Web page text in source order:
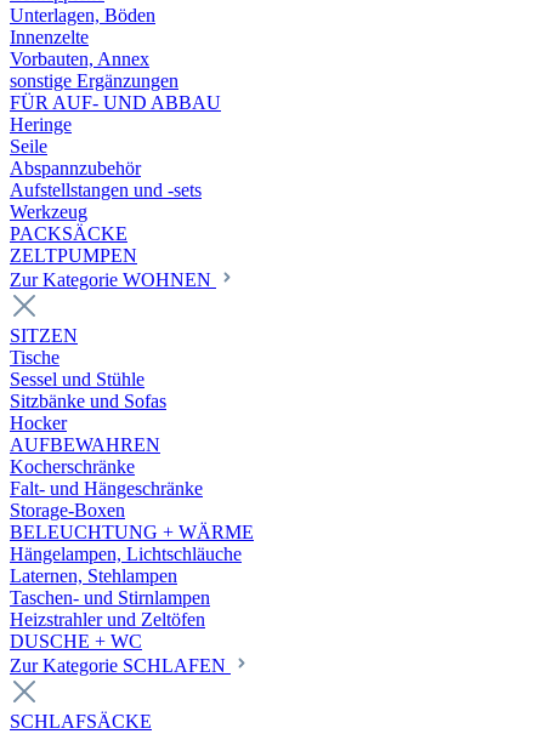
Unterlagen, Böden
Innenzelte
Vorbauten, Annex
sonstige Ergänzungen
FÜR AUF- UND ABBAU
Heringe
Seile
Abspannzubehör
Aufstellstangen und -sets
Werkzeug
PACKSÄCKE
ZELTPUMPEN
Zur Kategorie WOHNEN
SITZEN
Tische
Sessel und Stühle
Sitzbänke und Sofas
Hocker
AUFBEWAHREN
Kocherschränke
Falt- und Hängeschränke
Storage-Boxen
BELEUCHTUNG + WÄRME
Hängelampen, Lichtschläuche
Laternen, Stehlampen
Taschen- und Stirnlampen
Heizstrahler und Zeltöfen
DUSCHE + WC
Zur Kategorie SCHLAFEN
SCHLAFSÄCKE